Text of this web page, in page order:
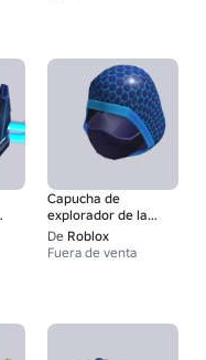
Capucha de
explorador de la
Bóveda
De Roblox
Fuera de venta